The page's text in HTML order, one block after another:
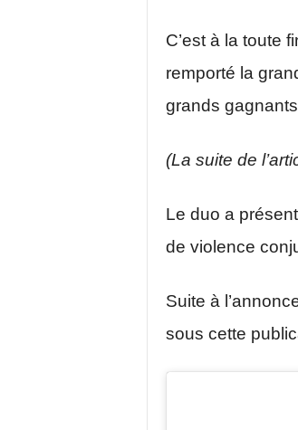
C’est à la toute
remporté la
grands gagnants
(La suite de
Le duo a
de violence
Suite à
sous cette